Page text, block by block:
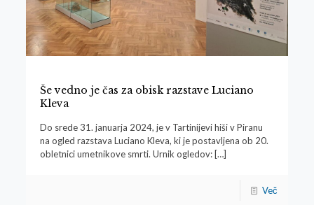
Še vedno je čas za obisk razstave Luciano
Kleva
Do srede 31. januarja 2024, je v Tartinijevi hiši v Piranu
na ogled razstava Luciano Kleva, ki je postavljena ob 20.
obletnici umetnikove smrti. Urnik ogledov:[…]
Več